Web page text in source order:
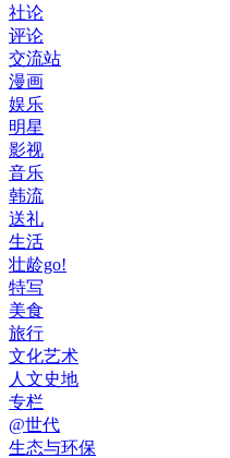
社论
评论
交流站
漫画
娱乐
明星
影视
音乐
韩流
送礼
生活
壮龄go!
特写
美食
旅行
文化艺术
人文史地
专栏
@世代
生态与环保